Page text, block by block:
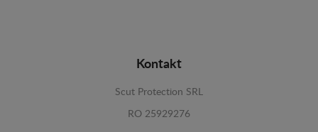
Kontakt
Scut Protection SRL
RO 25929276